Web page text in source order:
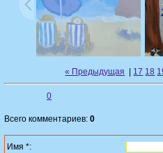
« Предыдущая 17 18
0
Всего комментариев: 0
Имя *: